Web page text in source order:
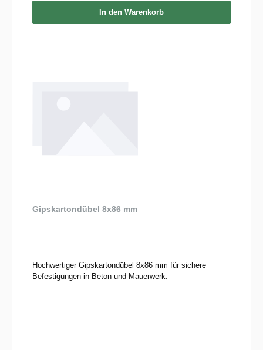
In den Warenkorb
Gipskartondübel 8x86 mm
Hochwertiger Gipskartondübel 8x86 mm für sichere
Befestigungen in Beton und Mauerwerk.